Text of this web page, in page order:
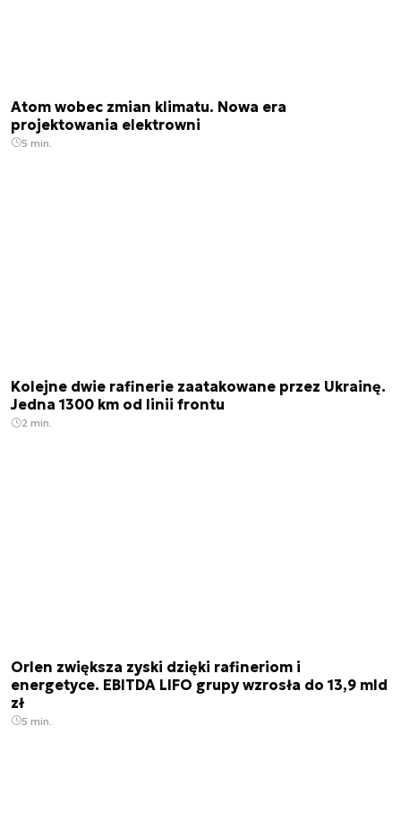
Atom wobec zmian klimatu. Nowa era
projektowania elektrowni
5 min.
Kolejne dwie rafinerie zaatakowane przez Ukrainę.
Jedna 1300 km od linii frontu
2 min.
Orlen zwiększa zyski dzięki rafineriom i
energetyce. EBITDA LIFO grupy wzrosła do 13,9 mld
zł
5 min.